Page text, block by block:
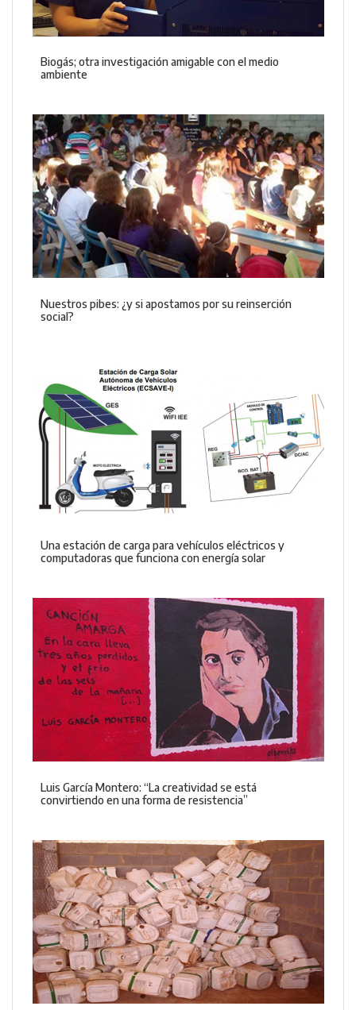
Biogás; otra investigación amigable con el medio
ambiente
Nuestros pibes: ¿y si apostamos por su reinserción
social?
Una estación de carga para vehículos eléctricos y
computadoras que funciona con energía solar
Luis García Montero: “La creatividad se está
convirtiendo en una forma de resistencia”